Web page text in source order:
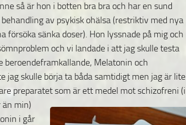
så är hon i botten bra bra och har en sund
av psykisk ohälsa (restriktiv med nya
försöka sänka doser). Hon lyssnade på mig och
och vi landade i att jag skulle testa
beroendeframkallande, Melatonin och
jag skulle börja ta båda samtidigt men jag är lite
preparatet som är ett medel mot schizofreni (i
än min)
i går